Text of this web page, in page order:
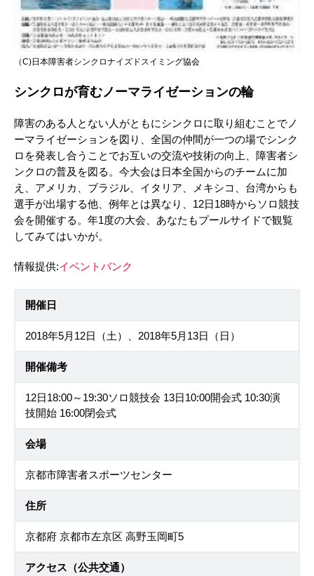
（C)日本障害者シンクロナイズドスイミング協会
シンクロが育むノーマライゼーションの輪
障害のある人とない人がともにシンクロに取り組むことでノ
ーマライゼーションを図り、全国の仲間が一つの場でシンク
ロを発表し合うことでお互いの交流や技術の向上、障害者シ
ンクロの普及を図る。今大会は日本全国からのチームに加
え、アメリカ、ブラジル、イタリア、メキシコ、台湾からも
選手が出場する他、例年とは異なり、12日18時からソロ競技
会を開催する。年1度の大会、あなたもプールサイドで観覧
してみてはいかが。
情報提供:イベントバンク
開催日
2018年5月12日（土）、2018年5月13日（日）
開催備考
12日18:00～19:30ソロ競技会 13日10:00開会式 10:30演
技開始 16:00閉会式
会場
京都市障害者スポーツセンター
住所
京都府 京都市左京区 高野玉岡町5
アクセス（公共交通）